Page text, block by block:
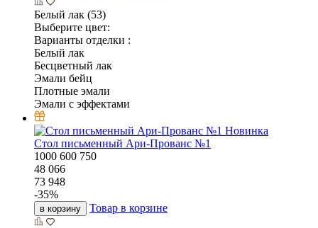
Белый лак (53)
Выберите цвет:
Варианты отделки :
Белый лак
Бесцветный лак
Эмали бейц
Плотные эмали
Эмали с эффектами
Новинка
Стол письменный Ари-Прованс №1
1000 600 750
48 066
73 948
-35%
в корзину Товар в корзине